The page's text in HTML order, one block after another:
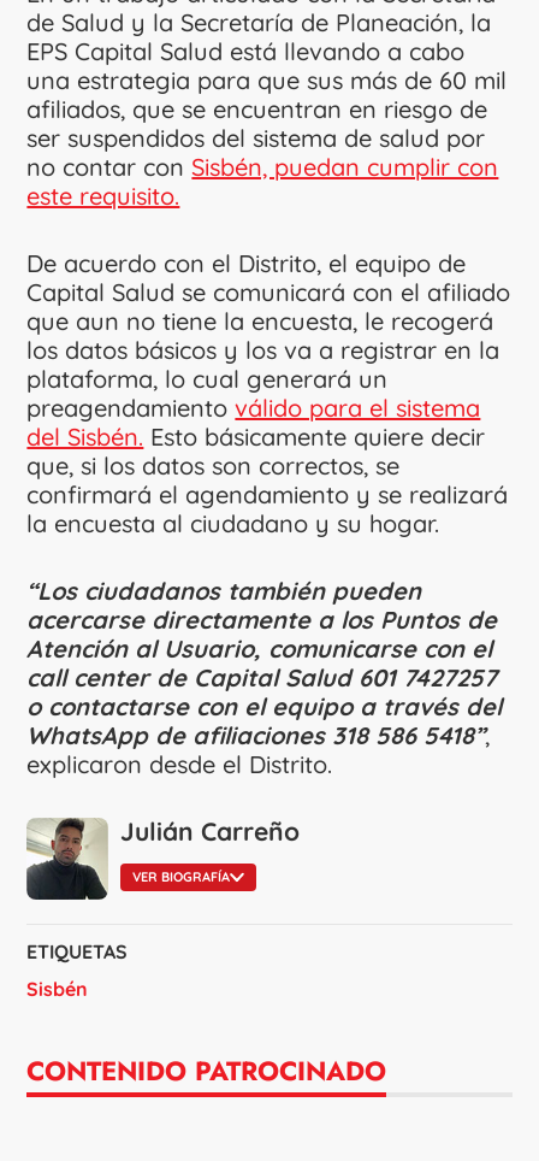
de Salud y la Secretaría de Planeación, la
EPS Capital Salud está llevando a cabo
una estrategia para que sus más de 60 mil
afiliados, que se encuentran en riesgo de
ser suspendidos del sistema de salud por
no contar conSisbén, puedan cumplir con
este requisito.
De acuerdo con el Distrito, el equipo de
Capital Salud se comunicará con el afiliado
que aun no tiene la encuesta, le recogerá
los datos básicos y los va a registrar en la
plataforma, lo cual generará un
preagendamientoválido para el sistema
del Sisbén. Esto básicamente quiere decir
que, si los datos son correctos, se
confirmará el agendamiento y se realizará
la encuesta al ciudadano y su hogar.
“Los ciudadanos también pueden
acercarse directamente a los Puntos de
Atención al Usuario, comunicarse con el
call center de Capital Salud 601 7427257
o contactarse con el equipo a través del
WhatsApp de afiliaciones 318 586 5418”,
explicaron desde el Distrito.
Julián Carreño
VER BIOGRAFÍA
ETIQUETAS
Sisbén
CONTENIDO PATROCINADO